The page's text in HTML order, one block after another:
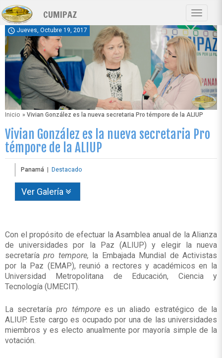
Pasar
al
contenido
principal
Toggle
CUMIPAZ
schedule Jueves, Octubre 19, 2017
Inicio » Vivian González es la nueva secretaria Pro témpore de la ALIUP
Vivian González es la nueva secretaria Pro
témpore de la ALIUP
Panamá Destacado
Ver Galería
Con el propósito de efectuar la Asamblea anual de la Alianza
de universidades por la Paz (ALIUP) y elegir la nueva
secretaríapro tempore,
la Embajada Mundial de Activistas
por la Paz (EMAP), reunió a rectores y académicos en la
Universidad Metropolitana de Educación, Ciencia y
Tecnología (UMECIT).
La secretaríapro témpore es un aliado estratégico de la
ALIUP. Este cargo es ocupado por una de las universidades
miembros y es electo anualmente por mayoría simple de la
votación.